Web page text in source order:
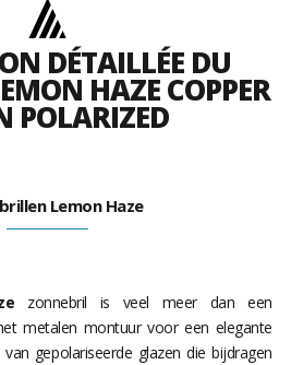
DÉTAILLÉE DU
HAZE COPPER
POLARIZED
Lemon Haze
zonnebril is veel meer dan een
metalen montuur voor een elegante
gepolariseerde glazen die bijdragen